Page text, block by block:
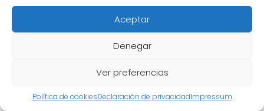
Aceptar
Denegar
Ver preferencias
Política de cookiesDeclaración de privacidadImpressum
icónicos deDragon Bally continuará
inspirando a los fans en el futuro.